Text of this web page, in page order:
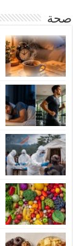
صحة